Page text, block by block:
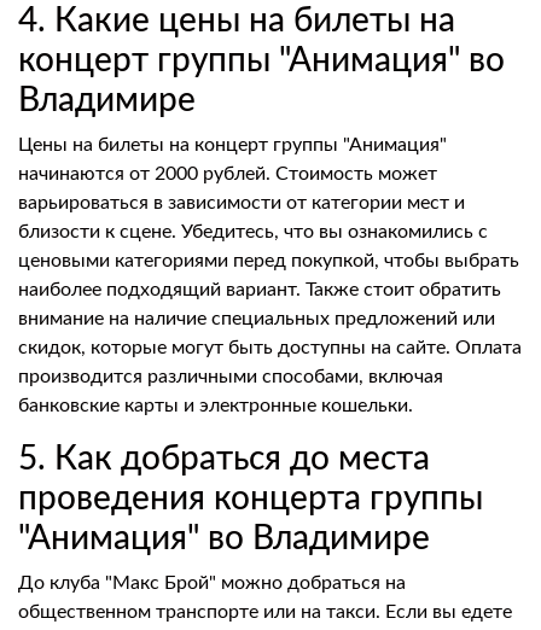
4. Какие цены на билеты на
концерт группы "Анимация" во
Владимире
Цены на билеты на концерт группы "Анимация"
начинаются от 2000 рублей. Стоимость может
варьироваться в зависимости от категории мест и
близости к сцене. Убедитесь, что вы ознакомились с
ценовыми категориями перед покупкой, чтобы выбрать
наиболее подходящий вариант. Также стоит обратить
внимание на наличие специальных предложений или
скидок, которые могут быть доступны на сайте. Оплата
производится различными способами, включая
банковские карты и электронные кошельки.
5. Как добраться до места
проведения концерта группы
"Анимация" во Владимире
До клуба "Макс Брой" можно добраться на
общественном транспорте или на такси. Если вы едете